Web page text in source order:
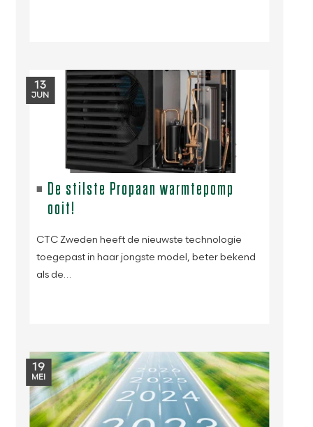
13
JUN
De stilste Propaan warmtepomp
ooit!
CTC Zweden heeft de nieuwste technologie
toegepast in haar jongste model, beter bekend
als de…
19
MEI